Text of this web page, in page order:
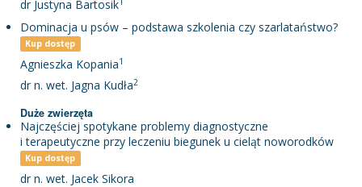
dr Justyna Bartosik
Dominacja u psów – podstawa szkolenia czy szarlataństwo?
Kup dostęp
Agnieszka Kopania1
dr n. wet. Jagna Kudła2
Duże zwierzęta
Najczęściej spotykane problemy diagnostyczne
i terapeutyczne przy leczeniu biegunek u cieląt noworodków
Kup dostęp
dr n. wet. Jacek Sikora